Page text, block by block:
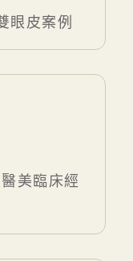
眼皮案例
美臨床經